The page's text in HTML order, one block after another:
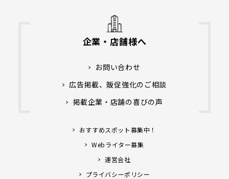
企業・店舗様へ
お問い合わせ
広告掲載、販促強化のご相談
掲載企業・店舗の喜びの声
おすすめスポット募集中！
Webライター募集
運営会社
プライバシーポリシー